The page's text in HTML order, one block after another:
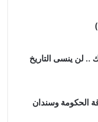
لن ينسى التاريخ
الحكومة وسندان